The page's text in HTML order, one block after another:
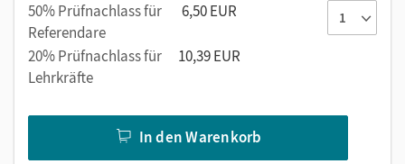
50% Prüfnachlass für
Referendare
6,50 EUR
20% Prüfnachlass für
Lehrkräfte
10,39 EUR
In den Warenkorb